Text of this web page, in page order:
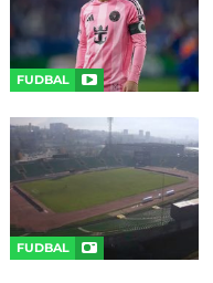
FUDBAL
FUDBAL